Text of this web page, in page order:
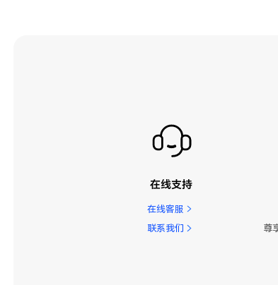
在线支持
在线客服
联系我们
尊